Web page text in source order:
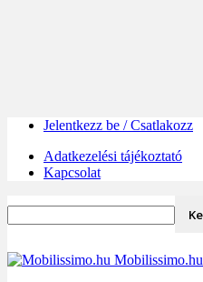
Jelentkezz be / Csatlakozz
Adatkezelési tájékoztató
Kapcsolat
Mobilissimo.hu